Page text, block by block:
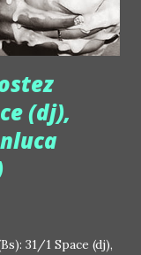
(dj),
31/1 Space (dj),